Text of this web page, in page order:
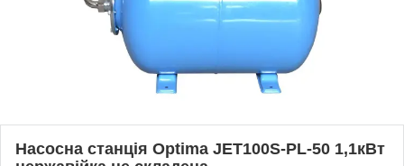
Насосна станція Optima JET100S-PL-50 1,1кВт